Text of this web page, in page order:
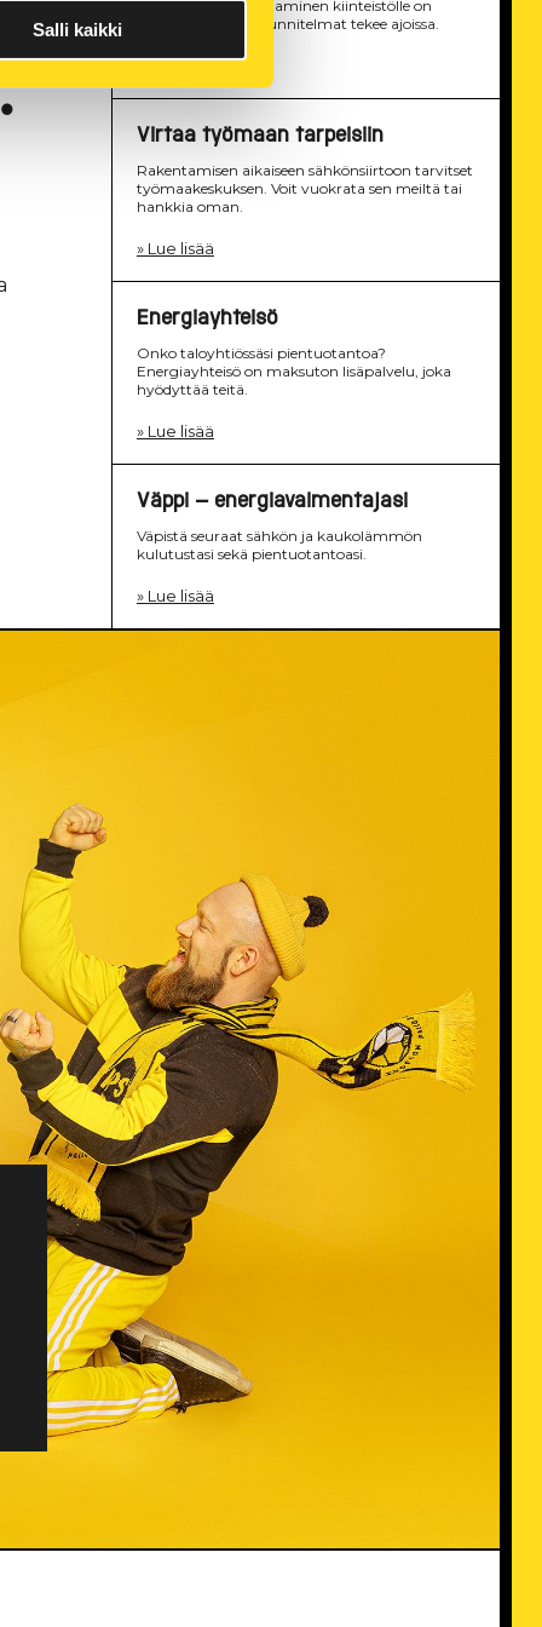
Salli kaikki
Sähköliittymän avaaminen kiinteistölle on
vaivatonta, kun suunnitelmat tekee ajoissa.
» Lue lisää
Virtaa työmaan tarpeisiin
Rakentamisen aikaiseen sähkönsiirtoon tarvitset
työmaakeskuksen. Voit vuokrata sen meiltä tai
hankkia oman.
» Lue lisää
Energiayhteisö
Onko taloyhtiössäsi pientuotantoa?
Energiayhteisö on maksuton lisäpalvelu, joka
hyödyttää teitä.
» Lue lisää
Väppi - energiavalmentajasi
Väpistä seuraat sähkön­ ja kaukolämmön
kulutustasi sekä pientuotantoasi.
» Lue lisää